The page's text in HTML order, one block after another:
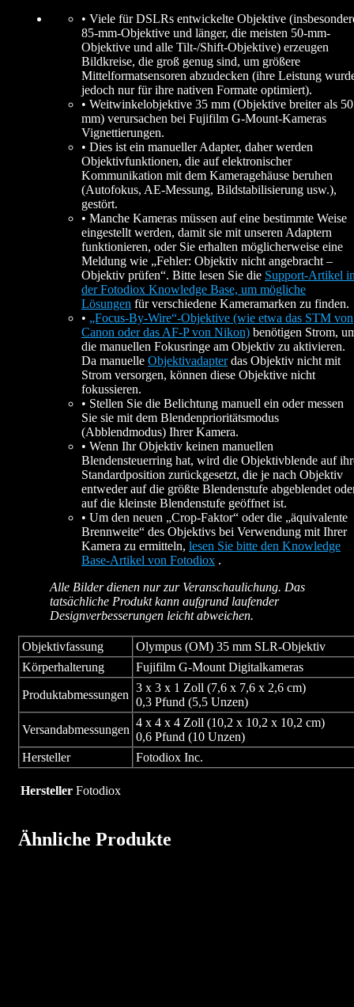
• Viele für DSLRs entwickelte Objektive
85-mm-Objektive und länger, die meisten 50-mm-
Objektive und alle Tilt-/Shift-Objektive) erzeugen
Bildkreise, die groß genug sind, um größere
Mittelformatsensoren abzudecken (ihre Leistung
jedoch nur für ihre nativen Formate optimiert).
• Weitwinkelobjektive 35 mm (Objektive breiter als 50
mm) verursachen bei Fujifilm G-Mount-Kameras
Vignettierungen.
• Dies ist ein manueller Adapter, daher werden
Objektivfunktionen, die auf elektronischer
Kommunikation mit dem Kameragehäuse beruhen
(Autofokus, AE-Messung, Bildstabilisierung usw.),
gestört.
• Manche Kameras müssen auf eine bestimmte Weise
eingestellt werden, damit sie mit unseren Adaptern
funktionieren, oder Sie erhalten möglicherweise eine
Meldung wie „Fehler: Objektiv nicht angebracht –
Objektiv prüfen“. Bitte lesen Sie die Support-Artikel
der Fotodiox Knowledge Base, um mögliche
Lösungen für verschiedene Kameramarken zu finden.
• „Focus-By-Wire“-Objektive (wie etwa das STM von
Canon oder das AF-P von Nikon) benötigen Strom,
die manuellen Fokusringe am Objektiv zu aktivieren.
Da manuelle Objektivadapterdas Objektiv nicht mit
Strom versorgen, können diese Objektive nicht
fokussieren.
• Stellen Sie die Belichtung manuell ein oder messen
Sie sie mit dem Blendenprioritätsmodus
(Abblendmodus) Ihrer Kamera.
• Wenn Ihr Objektiv keinen manuellen
Blendensteuerring hat, wird die Objektivblende auf
Standardposition zurückgesetzt, die je nach Objektiv
entweder auf die größte Blendenstufe abgeblendet
auf die kleinste Blendenstufe geöffnet ist.
• Um den neuen „Crop-Faktor“ oder die „äquivalente
Brennweite“ des Objektivs bei Verwendung mit Ihrer
Kamera zu ermitteln, lesen Sie bitte den Knowledge
Base-Artikel von Fotodiox .
Alle Bilder dienen nur zur Veranschaulichung. Das
tatsächliche Produkt kann aufgrund laufender
Designverbesserungen leicht abweichen.
Objektivfassung
Olympus (OM) 35 mm SLR-Objektiv
Körperhalterung
Fujifilm G-Mount Digitalkameras
Produktabmessungen
3 x 3 x 1 Zoll (7,6 x 7,6 x 2,6 cm)
0,3 Pfund (5,5 Unzen)
Versandabmessungen
4 x 4 x 4 Zoll (10,2 x 10,2 x 10,2 cm)
0,6 Pfund (10 Unzen)
Hersteller
Fotodiox Inc.
Hersteller Fotodiox
Ähnliche Produkte